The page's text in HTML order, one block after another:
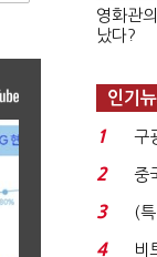
영화관
났다?
인기
1
구
로
2
중
국
3
(
지
4
비